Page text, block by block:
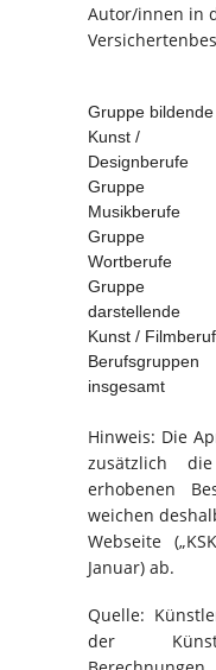
Autor/innen in
Gruppe bildende
Kunst /
Designberufe
Gruppe
Musikberufe
Gruppe
Wortberufe
Gruppe
darstellende
Kunst /
Berufsgruppen
insgesamt
Hinweis: Die
zusätzlich
erhobenen
weichen
Webseite
Januar) ab.
Quelle:
der